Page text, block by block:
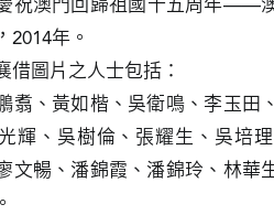
2014年。
借圖片之人士包括：
翥、黃如楷、吳衛鳴、李玉田
輝、吳樹倫、張耀生、吳培
文暢、潘錦霞、潘錦玲、林華